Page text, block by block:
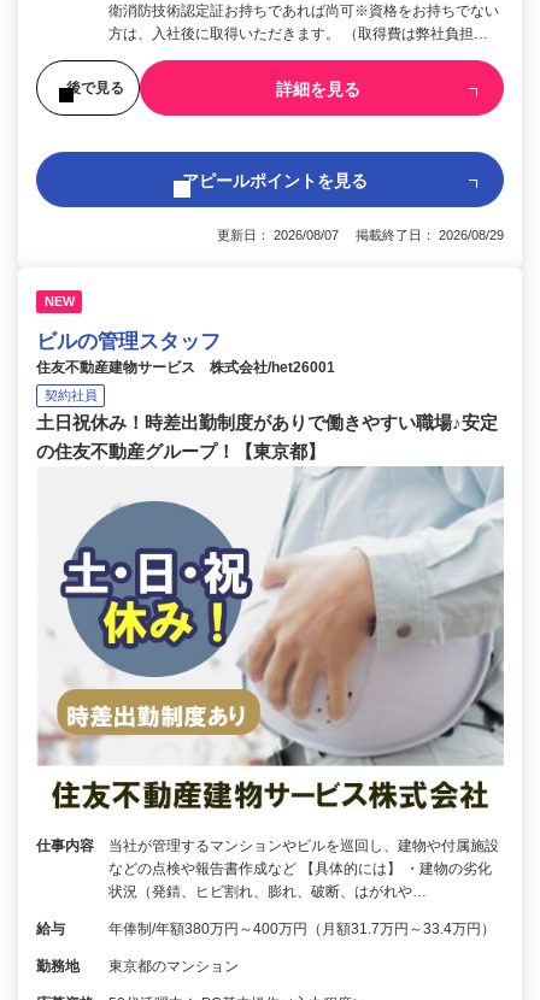
衛消防技術認定証お持ちであれば尚可※資格をお持ちでない
方は、入社後に取得いただきます。 （取得費は弊社負担…
後で見る 詳細を見る
アピールポイントを見る
更新日： 2026/08/07 掲載終了日： 2026/08/29
NEW
ビルの管理スタッフ
住友不動産建物サービス 株式会社/het26001
契約社員
土日祝休み！時差出勤制度がありで働きやすい職場♪安定
の住友不動産グループ！【東京都】
仕事内容
当社が管理するマンションやビルを巡回し、建物や付属施設
などの点検や報告書作成など 【具体的には】 ・建物の劣化
状況（発錆、ヒビ割れ、膨れ、破断、はがれや…
給与 年俸制/年額380万円～400万円（月額31.7万円～33.4万円）
勤務地 東京都のマンション